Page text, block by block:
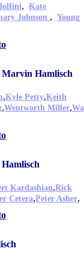
, Kate
Johnson , Young
Marvin Hamlisch
,Kyle Petty,Keith
,Wentworth Miller,
Kardashian,Rick
Cetera,Peter Asher,